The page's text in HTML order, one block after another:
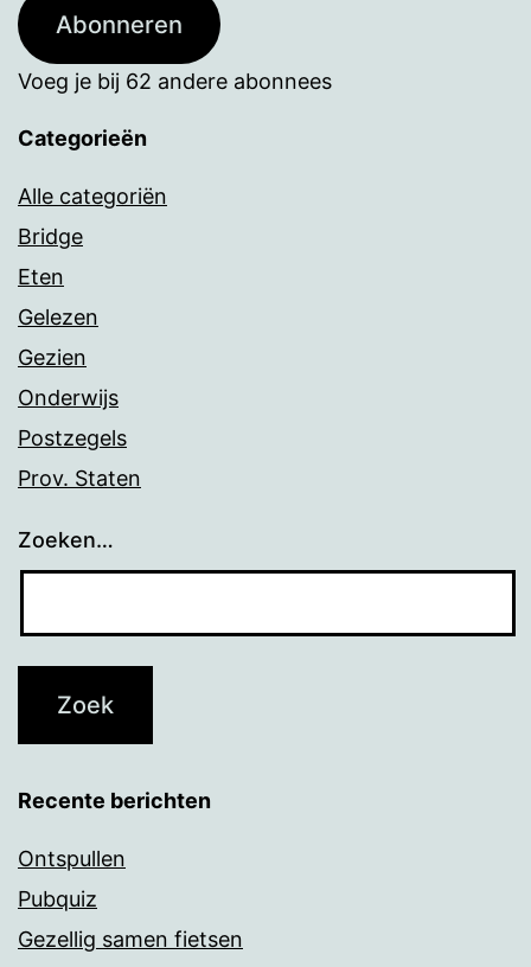
Abonneren
Voeg je bij 62 andere abonnees
Categorieën
Alle categoriën
Bridge
Eten
Gelezen
Gezien
Onderwijs
Postzegels
Prov. Staten
Zoeken…
Recente berichten
Ontspullen
Pubquiz
Gezellig samen fietsen